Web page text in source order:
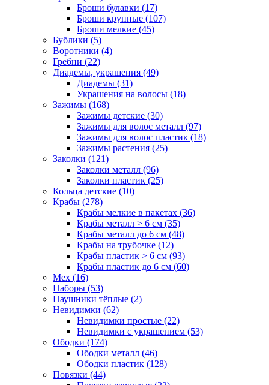
Броши булавки (17)
Броши крупные (107)
Броши мелкие (45)
Бублики (5)
Воротники (4)
Гребни (22)
Диадемы, украшения (49)
Диадемы (31)
Украшения на волосы (18)
Зажимы (168)
Зажимы детские (30)
Зажимы для волос металл (97)
Зажимы для волос пластик (18)
Зажимы растения (25)
Заколки (121)
Заколки металл (96)
Заколки пластик (25)
Кольца детские (10)
Крабы (278)
Крабы мелкие в пакетах (36)
Крабы металл > 6 см (35)
Крабы металл до 6 см (48)
Крабы на трубочке (12)
Крабы пластик > 6 см (93)
Крабы пластик до 6 см (60)
Мех (16)
Наборы (53)
Наушники тёплые (2)
Невидимки (62)
Невидимки простые (22)
Невидимки с украшением (53)
Ободки (174)
Ободки металл (46)
Ободки пластик (128)
Повязки (44)